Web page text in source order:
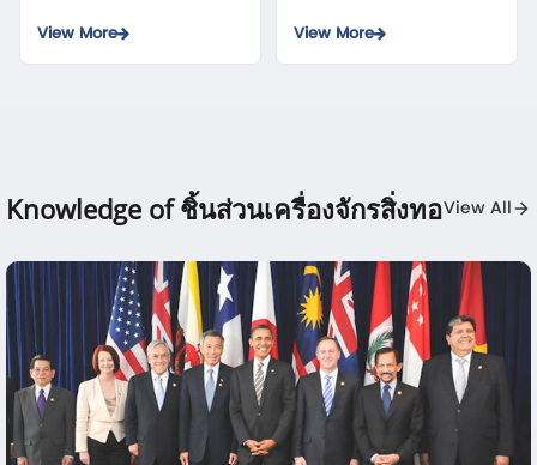
View More View More
Knowledge of ชิ้นส่วนเครื่องจักรสิ่งทอView All